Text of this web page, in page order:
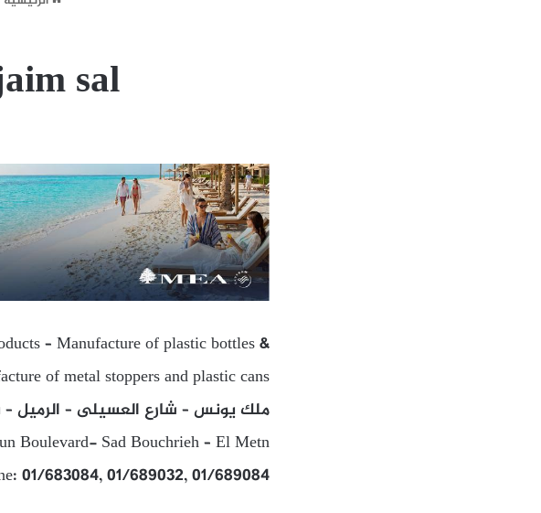
sal
– Manufacture of plastic bottles &
of metal stoppers and plastic cans
ملك يونس – شارع العسيلى – الرميل
Boulevard- Sad Bouchrieh – El Metn
01/683084, 01/689032, 01/689084